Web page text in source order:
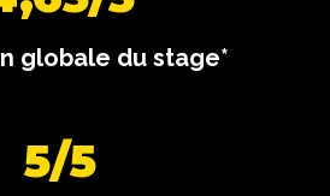
globale du stage*
5/5